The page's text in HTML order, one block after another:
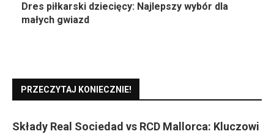
Dres piłkarski dziecięcy: Najlepszy wybór dla
małych gwiazd
PRZECZYTAJ KONIECZNIE!
Składy Real Sociedad vs RCD Mallorca: Kluczowi